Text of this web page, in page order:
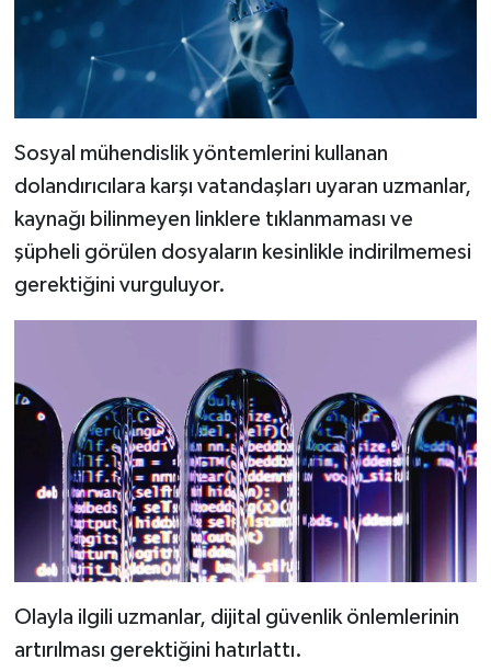
Sosyal mühendislik yöntemlerini kullanan
dolandırıcılara karşı vatandaşları uyaran uzmanlar,
kaynağı bilinmeyen linklere tıklanmaması ve
şüpheli görülen dosyaların kesinlikle indirilmemesi
gerektiğini vurguluyor.
Olayla ilgili uzmanlar, dijital güvenlik önlemlerinin
artırılması gerektiğini hatırlattı.